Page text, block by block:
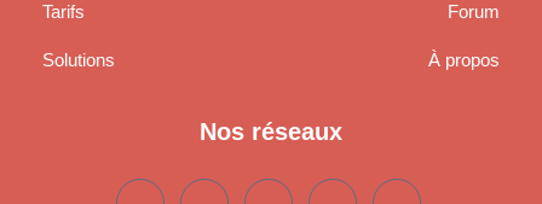
Tarifs
Solutions
Forum
À propos
Nos réseaux